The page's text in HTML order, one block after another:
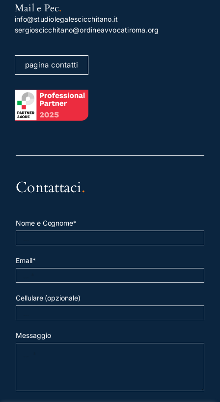
Mail e Pec.
info@studiolegalescicchitano.it
sergioscicchitano@ordineavvocatiroma.org
pagina contatti
Contattaci.
Nome e Cognome*
Email*
Cellulare (opzionale)
Messaggio